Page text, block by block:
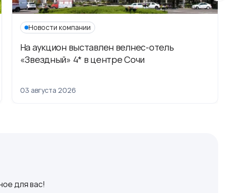
Новости компании
На аукцион выставлен велнес-отель
«Звездный» 4* в центре Сочи
03 августа 2026
для вас!